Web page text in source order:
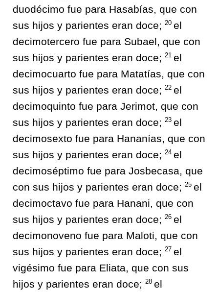
duodécimo fue para Hasabías, que con
sus hijos y parientes eran doce; 20 el
decimotercero fue para Subael, que con
sus hijos y parientes eran doce; 21 el
decimocuarto fue para Matatías, que con
sus hijos y parientes eran doce; 22 el
decimoquinto fue para Jerimot, que con
sus hijos y parientes eran doce; 23 el
decimosexto fue para Hananías, que con
sus hijos y parientes eran doce; 24 el
decimoséptimo fue para Josbecasa, que
con sus hijos y parientes eran doce; 25 el
decimoctavo fue para Hanani, que con
sus hijos y parientes eran doce; 26 el
decimonoveno fue para Maloti, que con
sus hijos y parientes eran doce; 27 el
vigésimo fue para Eliata, que con sus
hijos y parientes eran doce; 28 el